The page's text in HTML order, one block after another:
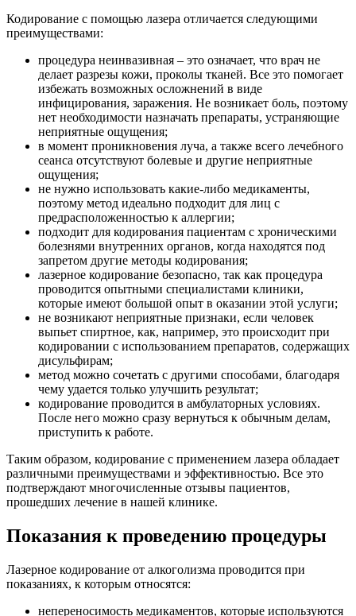
Кодирование с помощью лазера отличается следующими
преимуществами:
процедура неинвазивная – это означает, что врач не
делает разрезы кожи, проколы тканей. Все это помогает
избежать возможных осложнений в виде
инфицирования, заражения. Не возникает боль, поэтому
нет необходимости назначать препараты, устраняющие
неприятные ощущения;
в момент проникновения луча, а также всего лечебного
сеанса отсутствуют болевые и другие неприятные
ощущения;
не нужно использовать какие-либо медикаменты,
поэтому метод идеально подходит для лиц с
предрасположенностью к аллергии;
подходит для кодирования пациентам с хроническими
болезнями внутренних органов, когда находятся под
запретом другие методы кодирования;
лазерное кодирование безопасно, так как процедура
проводится опытными специалистами клиники,
которые имеют большой опыт в оказании этой услуги;
не возникают неприятные признаки, если человек
выпьет спиртное, как, например, это происходит при
кодировании с использованием препаратов, содержащих
дисульфирам;
метод можно сочетать с другими способами, благодаря
чему удается только улучшить результат;
кодирование проводится в амбулаторных условиях.
После него можно сразу вернуться к обычным делам,
приступить к работе.
Таким образом, кодирование с применением лазера обладает
различными преимуществами и эффективностью. Все это
подтверждают многочисленные отзывы пациентов,
прошедших лечение в нашей клинике.
Показания к проведению процедуры
Лазерное кодирование от алкоголизма проводится при
показаниях, к которым относятся:
непереносимость медикаментов, которые используются